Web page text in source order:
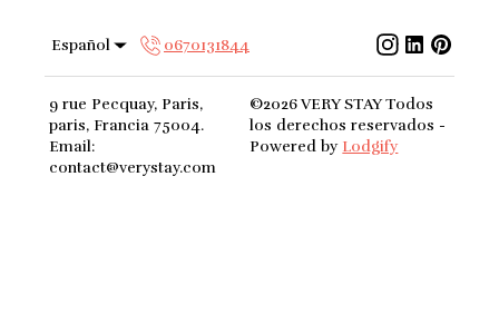
Español 0670131844
9 rue Pecquay, Paris,
paris, Francia 75004.
Email:
contact@verystay.com
©2026VERY STAY Todos
los derechos reservados -
Powered by Lodgify